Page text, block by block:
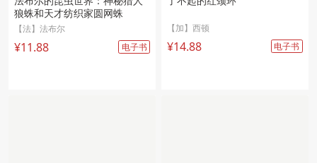
狼蛛和天才纺织家圆网蛛
【法】法布尔
¥11.88 电子书
【加】西顿
¥14.88 电子书